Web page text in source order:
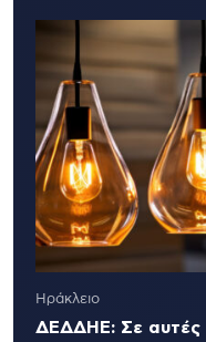
Ηράκλειο
ΔΕΔΔΗΕ: Σε αυτές